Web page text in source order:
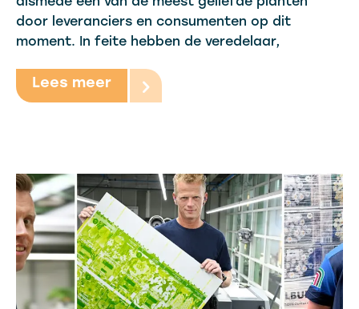
door leveranciers en consumenten op dit
moment. In feite hebben de veredelaar,
Lees meer